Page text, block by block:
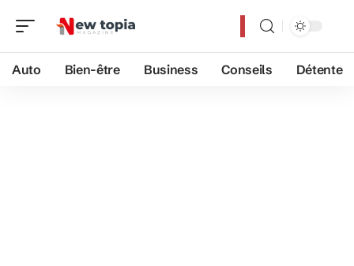
Auto Bien-être Business Conseils Détente